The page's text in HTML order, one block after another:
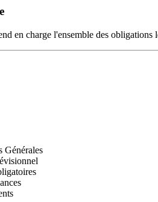
en charge l'ensemble des
Générales